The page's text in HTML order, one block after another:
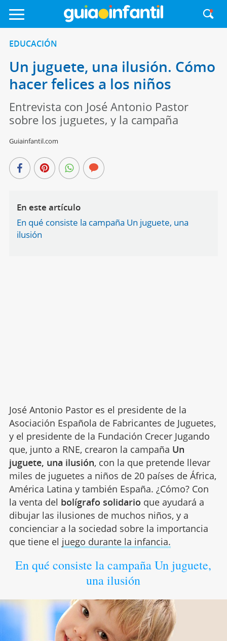
EDUCACIÓN
Un juguete, una ilusión. Cómo
hacer felices a los niños
Entrevista con José Antonio Pastor
sobre los juguetes, y la campaña
Guiainfantil.com
En este artículo
En qué consiste la campaña Un juguete, una
ilusión
José Antonio Pastor es el presidente de la
Asociación Española de Fabricantes de Juguetes,
y el presidente de la Fundación Crecer Jugando
que, junto a RNE, crearon la campaña Un
juguete, una ilusión, con la que pretende llevar
miles de juguetes a niños de 20 países de África,
América Latina y también España. ¿Cómo? Con
la venta del bolígrafo solidario que ayudará a
dibujar las ilusiones de muchos niños, y a
concienciar a la sociedad sobre la importancia
que tiene el juego durante la infancia.
En qué consiste la campaña Un juguete,
una ilusión